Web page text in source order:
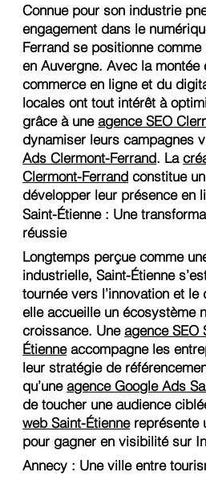
Connue pour son industrie
engagement dans le
Ferrand se positionne
en Auvergne. Avec la montée
commerce en ligne et du
locales ont tout intérêt à
grâce à uneagence SEO
dynamiser leurs campagnes
Ads Clermont-Ferrand. La
Clermont-Ferrand constitue
développer leur présence en
Saint-Étienne : Une
réussie
Longtemps perçue comme
industrielle, Saint-Étienne
tournée vers l’innovation et le
elle accueille un écosystème
croissance. Uneagence SEO
Étienneaccompagne les
leur stratégie de
qu’uneagence Google Ads
de toucher une audience
web Saint-Étiennereprésente
pour gagner en visibilité sur
Annecy : Une ville entre